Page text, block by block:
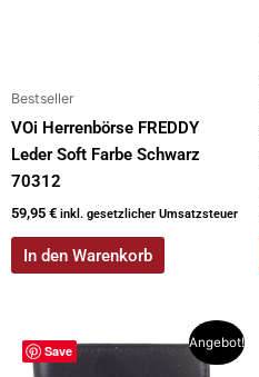
Bestseller
VOi Herrenbörse FREDDY
Leder Soft Farbe Schwarz
70312
59,95 € inkl. gesetzlicher Umsatzsteuer
In den Warenkorb
Save
Angebot!
Preis
Preis